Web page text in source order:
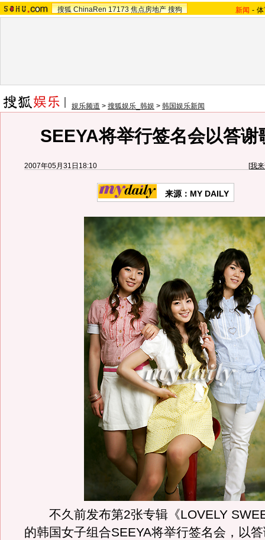
搜狐 ChinaRen 17173 焦点房地产 搜狗 新闻 -
娱乐频道 > 搜狐娱乐_韩娱 > 韩国娱乐新闻
SEEYA将举行签名会以答谢
2007年05月31日18:10 [我
来源：MY DAILY
不久前发布第2张专辑《LOVELY
的韩国女子组合SEEYA将举行签名会，以